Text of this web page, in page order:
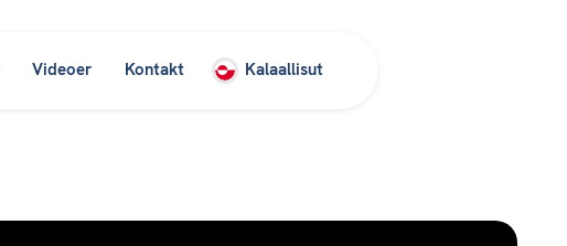
Videoer Kontakt Kalaallisut